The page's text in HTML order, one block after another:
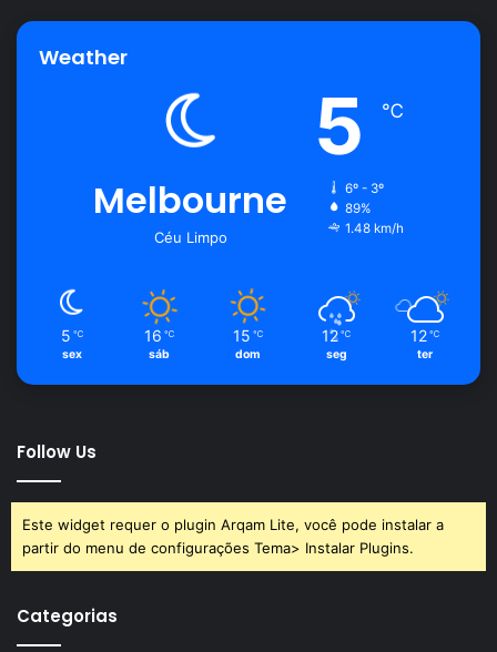
Weather
Melbourne
Céu Limpo
5 ℃
6º - 3º
89%
1.48 km/h
5 ℃
sex
16 ℃
sáb
15 ℃
dom
12 ℃
seg
12 ℃
ter
Follow Us
Este widget requer o plugin Arqam Lite, você pode instalar a
partir do menu de configurações Tema> Instalar Plugins.
Categorias